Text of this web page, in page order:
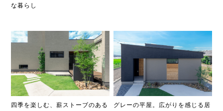
な暮らし
四季を楽しむ、薪ストーブのある
グレーの平屋。広がりを感じる居